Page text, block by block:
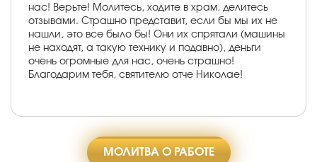
нас! Верьте! Молитесь, ходите в храм, делитесь
отзывами. Страшно представит, если бы мы их не
нашли, это все было бы! Они их спрятали (машины
не находят, а такую технику и подавно), деньги
очень огромные для нас, очень страшно!
Благодарим тебя, святителю отче Николае!
МОЛИТВА О РАБОТЕ